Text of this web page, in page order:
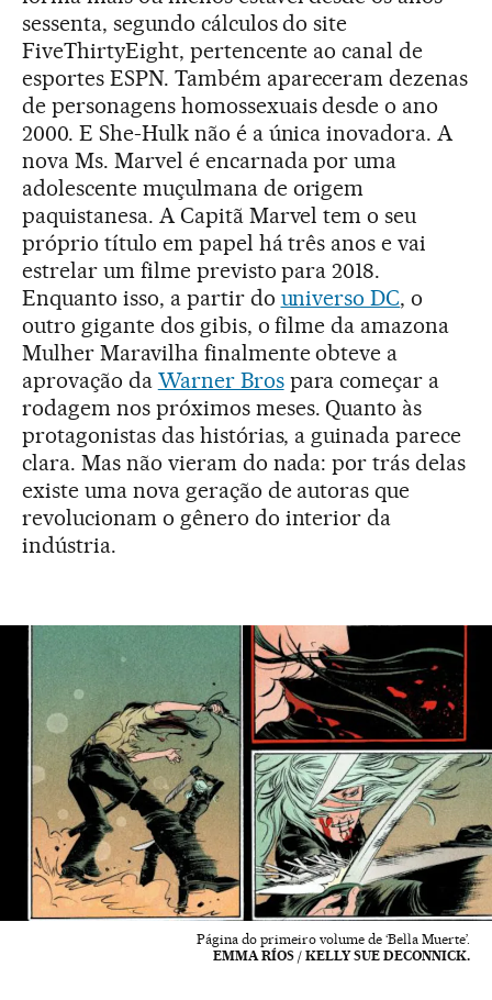
sessenta, segundo cálculos do site
FiveThirtyEight, pertencente ao canal de
esportes ESPN. Também apareceram dezenas
de personagens homossexuais desde o ano
2000. E She-Hulk não é a única inovadora. A
nova Ms. Marvel é encarnada por uma
adolescente muçulmana de origem
paquistanesa. A Capitã Marvel tem o seu
próprio título em papel há três anos e vai
estrelar um filme previsto para 2018.
Enquanto isso, a partir do universo DC, o
outro gigante dos gibis, o filme da amazona
Mulher Maravilha finalmente obteve a
aprovação da Warner Brospara começar a
rodagem nos próximos meses. Quanto às
protagonistas das histórias, a guinada parece
clara. Mas não vieram do nada: por trás delas
existe uma nova geração de autoras que
revolucionam o gênero do interior da
indústria.
Página do primeiro volume de ‘Bella Muerte’.
EMMA RÍOS / KELLY SUE DECONNICK.